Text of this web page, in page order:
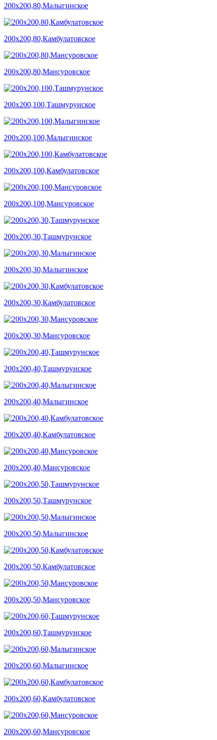
200х200,80,Малыгинское
200х200,80,Камбулатовское
200х200,80,Мансуровское
200х200,100,Ташмурунское
200х200,100,Малыгинское
200х200,100,Камбулатовское
200х200,100,Мансуровское
200х200,30,Ташмурунское
200х200,30,Малыгинское
200х200,30,Камбулатовское
200х200,30,Мансуровское
200х200,40,Ташмурунское
200х200,40,Малыгинское
200х200,40,Камбулатовское
200х200,40,Мансуровское
200х200,50,Ташмурунское
200х200,50,Малыгинское
200х200,50,Камбулатовское
200х200,50,Мансуровское
200х200,60,Ташмурунское
200х200,60,Малыгинское
200х200,60,Камбулатовское
200х200,60,Мансуровское